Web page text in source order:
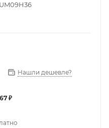
Нашли дешевле?
₽